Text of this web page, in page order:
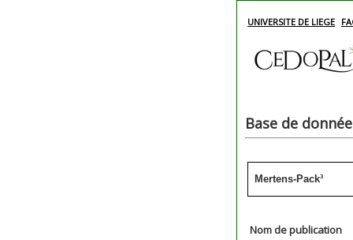
UNIVERSITE DE LIEGE
Base de
Mertens-Pack³
Nom de publication